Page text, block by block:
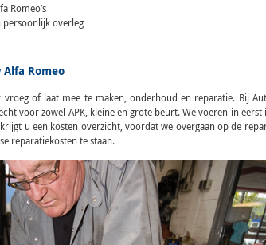
Romeo’s
persoonlijk overleg
Romeo
of laat mee te maken, onderhoud en reparatie. Bij
voor zowel APK, kleine en grote beurt. We voeren in eerst
u een kosten overzicht, voordat we overgaan op de
reparatiekosten te staan.